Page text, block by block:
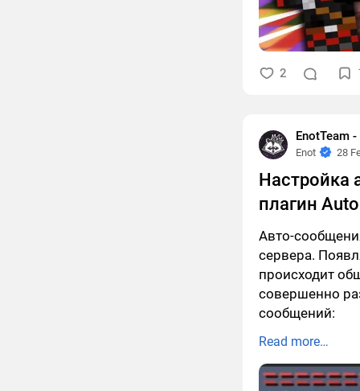
2
EnotTeam
Enot 28
Настройка
плагин
Авто-
сервера.
происходит
совершенно
сообщений:
Read more…